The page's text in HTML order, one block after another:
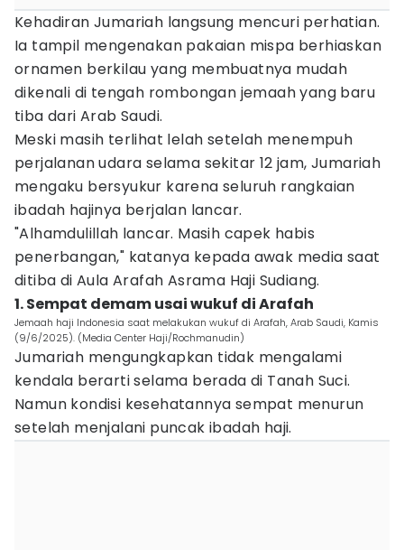
Kehadiran Jumariah langsung mencuri perhatian.
Ia tampil mengenakan pakaian mispa berhiaskan
ornamen berkilau yang membuatnya mudah
dikenali di tengah rombongan jemaah yang baru
tiba dari Arab Saudi.
Meski masih terlihat lelah setelah menempuh
perjalanan udara selama sekitar 12 jam, Jumariah
mengaku bersyukur karena seluruh rangkaian
ibadah hajinya berjalan lancar.
"Alhamdulillah lancar. Masih capek habis
penerbangan," katanya kepada awak media saat
ditiba di Aula Arafah Asrama Haji Sudiang.
1. Sempat demam usai wukuf di Arafah
Jemaah haji Indonesia saat melakukan wukuf di Arafah, Arab Saudi, Kamis
(9/6/2025). (Media Center Haji/Rochmanudin)
Jumariah mengungkapkan tidak mengalami
kendala berarti selama berada di Tanah Suci.
Namun kondisi kesehatannya sempat menurun
setelah menjalani puncak ibadah haji.